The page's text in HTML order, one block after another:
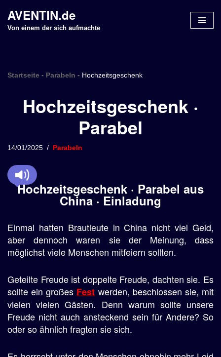
Z
n
p
i
n
AVENTIN.de
Von einem der sich aufmachte
Startseite - Parabeln - Hochzeitsgeschenk
Hochzeitsgeschenk ·
Parabel
14/01/2025 Parabeln
Hochzeitsgeschenk · Parabel aus
China · Einladung
Einmal hatten Brautleute in China nicht viel Geld,
aber dennoch waren sie der Meinung, dass
möglichst viele Menschen mitfeiern sollten.
Geteilte Freude ist doppelte Freude, dachten sie. Es
sollte ein großes Fest werden, beschlossen sie, mit
vielen vielen Gästen. Denn warum sollte unsere
Freude nicht auch ansteckend sein für Andere? So
oder so ähnlich fragten sie sich.